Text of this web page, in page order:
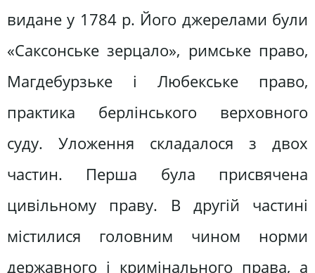
видане у 1784 р. Його джерелами були
«Саксонське зерцало», римське право,
Магдебурзьке і Любекське право,
практика берлінського верховного
суду. Уложення складалося з двох
частин. Перша була присвячена
цивільному праву. В другій частині
містилися головним чином норми
державного і кримінального права, а